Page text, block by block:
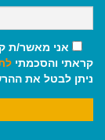
אני מאשר/ת
קראתי והסכמתי
ניתן לבטל את